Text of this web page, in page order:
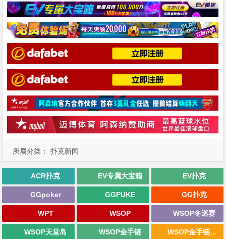
所属分类： 扑克新闻
ACR扑克 EV专属大宝箱 EV扑克
GGpoker GGPUKE GG扑克
WPT WSOP WSOP冬巡赛
WSOP天堂岛 WSOP金手链 WSOP金手链战报